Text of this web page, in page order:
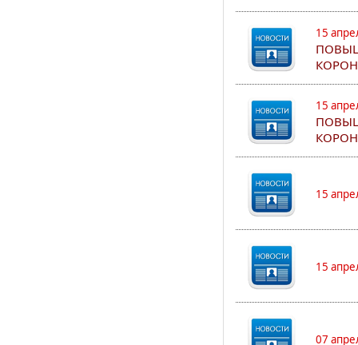
15
15
15
15
07